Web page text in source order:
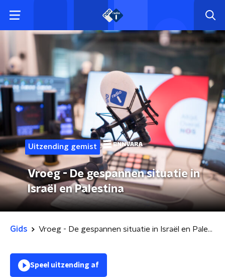
Uitzending gemist
Vroeg - De gespannen situatie in
Israël en Palestina
Gids Vroeg - De gespannen situatie in Israël en Palestina
Speel uitzending af